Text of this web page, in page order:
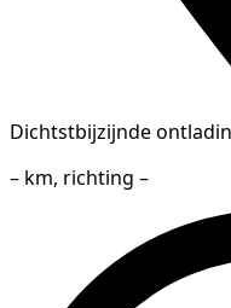
Dichtstbijzijnde
– km, richting –